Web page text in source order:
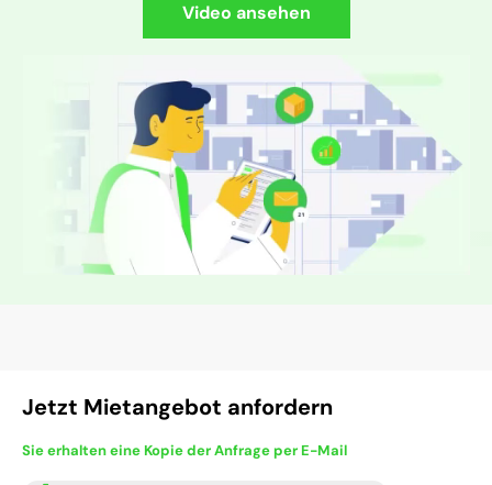
Video ansehen
Jetzt Mietangebot anfordern
Sie erhalten eine Kopie der Anfrage per E-Mail